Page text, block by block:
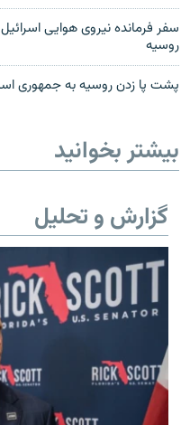
سفر فرمانده نیروی هوایی
روسیه
پشت پا زدن روسیه به جمهوری
بیشتر بخوانید
گزارش و تحلیل